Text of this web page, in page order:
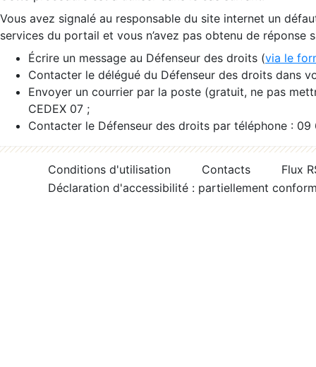
Vous avez signalé au responsable du site internet un
services du portail et vous n’avez pas obtenu de réponse
Écrire un message au Défenseur des droits (via le
Contacter le délégué du Défenseur des droits dans
Envoyer un courrier par la poste (gratuit, ne pas
CEDEX 07 ;
Contacter le Défenseur des droits par téléphone :
Conditions d'utilisation Contacts
Flux
Déclaration d'accessibilité : partiellement